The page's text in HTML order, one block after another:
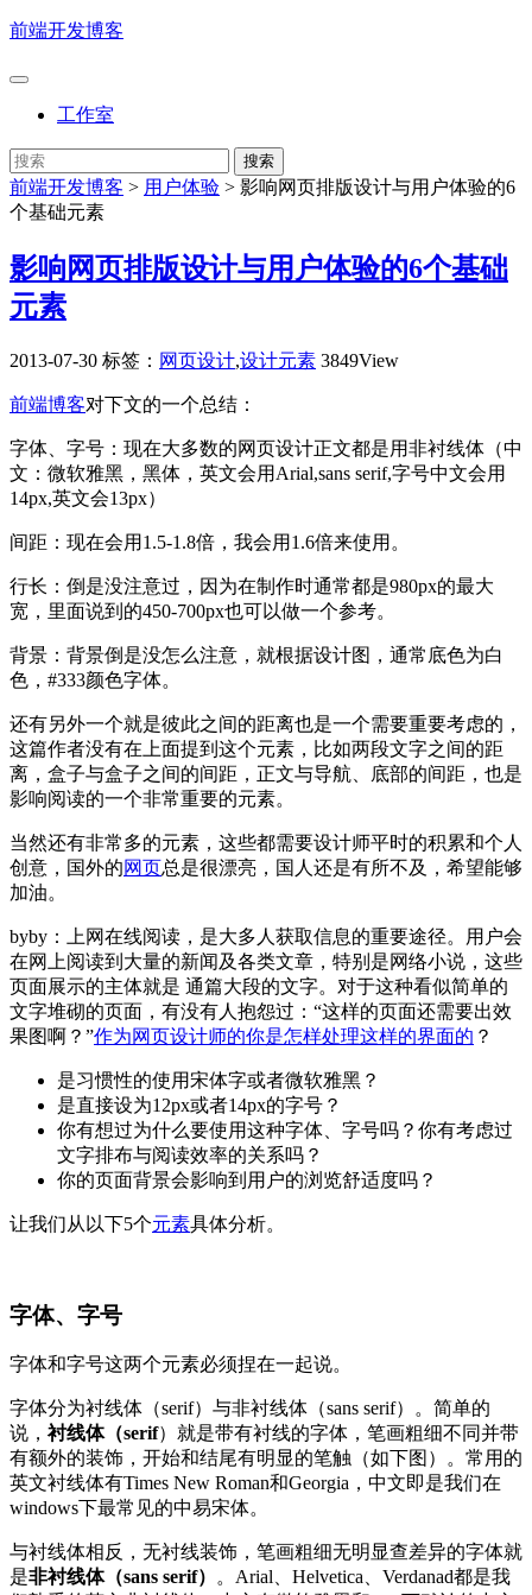
前端开发博客
工作室
前端开发博客 > 用户体验 > 影响网页排版设计与用户体验的6
个基础元素
影响网页排版设计与用户体验的6个基础
元素
2013-07-30 标签： 网页设计,设计元素 3849View
前端博客对下文的一个总结：
字体、字号：现在大多数的网页设计正文都是用非衬线体（中
文：微软雅黑，黑体，英文会用Arial,sans serif,字号中文会用
14px,英文会13px）
间距：现在会用1.5-1.8倍，我会用1.6倍来使用。
行长：倒是没注意过，因为在制作时通常都是980px的最大
宽，里面说到的450-700px也可以做一个参考。
背景：背景倒是没怎么注意，就根据设计图，通常底色为白
色，#333颜色字体。
还有另外一个就是彼此之间的距离也是一个需要重要考虑的，
这篇作者没有在上面提到这个元素，比如两段文字之间的距
离，盒子与盒子之间的间距，正文与导航、底部的间距，也是
影响阅读的一个非常重要的元素。
当然还有非常多的元素，这些都需要设计师平时的积累和个人
创意，国外的网页总是很漂亮，国人还是有所不及，希望能够
加油。
byby：上网在线阅读，是大多人获取信息的重要途径。用户会
在网上阅读到大量的新闻及各类文章，特别是网络小说，这些
页面展示的主体就是 通篇大段的文字。对于这种看似简单的
文字堆砌的页面，有没有人抱怨过：“这样的页面还需要出效
果图啊？”作为网页设计师的你是怎样处理这样的界面的 ？
是习惯性的使用宋体字或者微软雅黑？
是直接设为12px或者14px的字号？
你有想过为什么要使用这种字体、字号吗？你有考虑过
文字排布与阅读效率的关系吗？
你的页面背景会影响到用户的浏览舒适度吗？
让我们从以下5个元素具体分析。
字体、字号
字体和字号这两个元素必须捏在一起说。
字体分为衬线体（serif）与非衬线体（sans serif）。简单的
说， 衬线体（serif）就是带有衬线的字体，笔画粗细不同并带
有额外的装饰，开始和结尾有明显的笔触（如下图）。常用的
英文衬线体有Times New Roman和Georgia，中文即是我们在
windows下最常见的中易宋体。
与衬线体相反，无衬线装饰，笔画粗细无明显查差异的字体就
是非衬线体（sans serif）
。Arial、Helvetica、Verdanad都是我